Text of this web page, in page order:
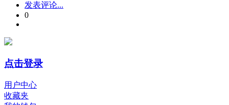
发表评论...
0
点击登录
用户中心
收藏夹